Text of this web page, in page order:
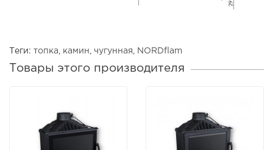
Теги: топка камин чугунная NORDflam
Товары этого производителя